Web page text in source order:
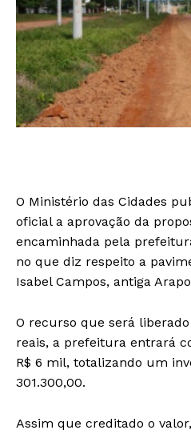
O Ministério das Cidades
oficial a aprovação da
encaminhada pela
no que diz respeito a
Isabel Campos, antiga
O recurso que será
reais, a prefeitura entrará
R$ 6 mil, totalizando um
301.300,00.
Assim que creditado o